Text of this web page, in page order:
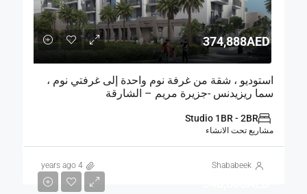
374,888AED
استوديو ، شقة من غرفة نوم واحدة إلى غرفتي نوم ،
سما ريزيدنس -جزيرة مريم – الشارقة
Studio 1BR - 2BR
مشاريع تحت الانشاء
Shababeek
4 years ago